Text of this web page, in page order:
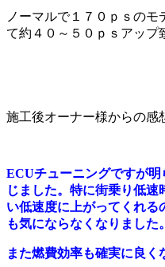
ノーマルで１７０ｐｓの
て約４０～５０ｐｓアップ
施工後オーナー様からの感
ECUチューニングですが
じました。特に街乗り低速
い低速度に上がってくれる
も気にならなくなりました。
また燃費効率も確実に良く